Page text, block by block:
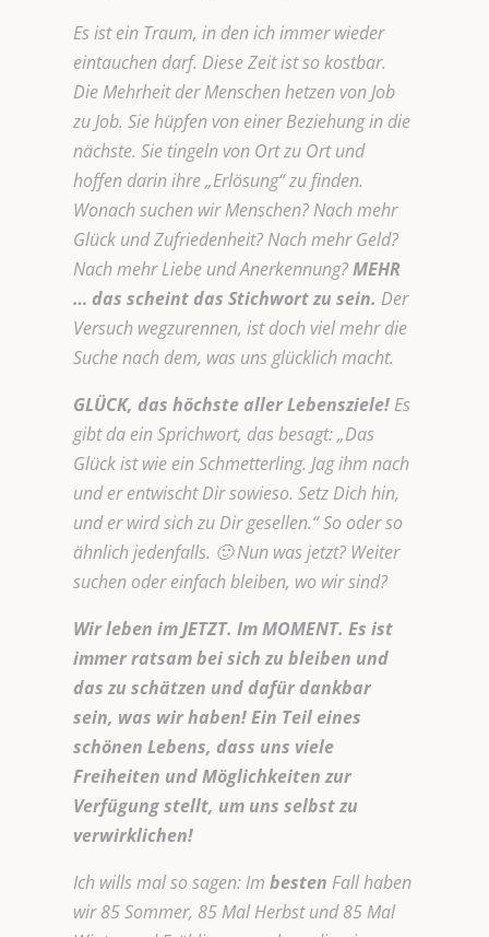
Es ist ein Traum, in den ich immer wieder
eintauchen darf. Diese Zeit ist so kostbar.
Die Mehrheit der Menschen hetzen von Job
zu Job. Sie hüpfen von einer Beziehung in die
nächste. Sie tingeln von Ort zu Ort und
hoffen darin ihre „Erlösung“ zu finden.
Wonach suchen wir Menschen? Nach mehr
Glück und Zufriedenheit? Nach mehr Geld?
Nach mehr Liebe und Anerkennung?MEHR
… das scheint das Stichwort zu sein. Der
Versuch wegzurennen, ist doch viel mehr die
Suche nach dem, was uns glücklich macht.
GLÜCK, das höchste aller Lebensziele! Es
gibt da ein Sprichwort, das besagt: „Das
Glück ist wie ein Schmetterling. Jag ihm nach
und er entwischt Dir sowieso. Setz Dich hin,
und er wird sich zu Dir gesellen.“ So oder so
ähnlich jedenfalls. 🙂 Nun was jetzt? Weiter
suchen oder einfach bleiben, wo wir sind?
Wir leben im JETZT. Im MOMENT. Es ist
immer ratsam bei sich zu bleiben und
das zu schätzen und dafür dankbar
sein, was wir haben! Ein Teil eines
schönen Lebens, dass uns viele
Freiheiten und Möglichkeiten zur
Verfügung stellt, um uns selbst zu
verwirklichen!
Ich wills mal so sagen: Im besten Fall haben
wir 85 Sommer, 85 Mal Herbst und 85 Mal